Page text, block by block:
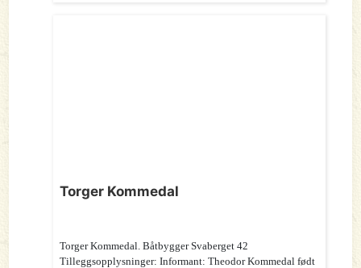
Torger Kommedal
Torger Kommedal. Båtbygger Svaberget 42
Tilleggsopplysninger: Informant: Theodor Kommedal født